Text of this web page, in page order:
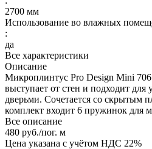
2700 мм
Использование во влажных
:
да
Все характеристики
Описание
Микроплинтус Pro Design Mini
выступает от стен и подходит
дверьми. Сочетается со скрытым
комплект входит 6 пружинок для
Все описание
480 руб./пог. м
Цена указана с учётом НДС 22%